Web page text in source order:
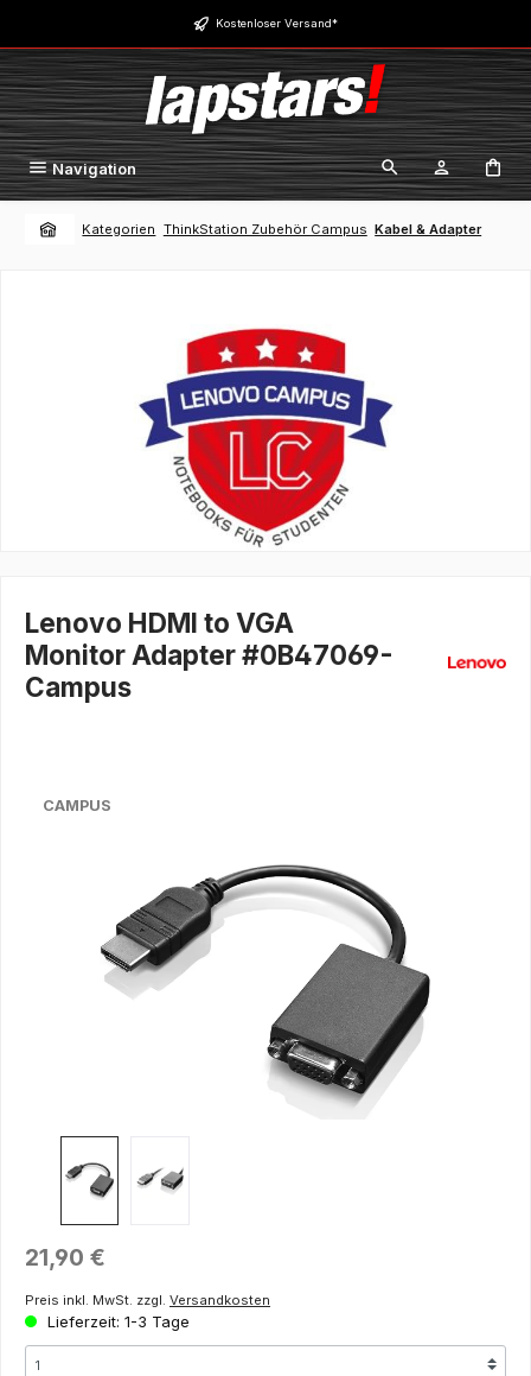
Zum Hauptinhalt springen Kostenloser Versand*
Navigation
Kategorien ThinkStation Zubehör Campus Kabel & Adapter
Lenovo HDMI to VGA
Monitor Adapter #0B47069-
Campus
CAMPUS
Regulärer Preis:
21,90 €
Preis inkl. MwSt. zzgl. Versandkosten
Lieferzeit: 1-3 Tage